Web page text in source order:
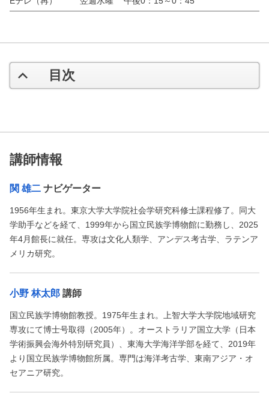
目次
講師情報
関 雄二 ナビゲーター
1956年生まれ。東京大学大学院社会学研究科修士課程修了。同大
学助手などを経て、1999年から国立民族学博物館に勤務し、2025
年4月館長に就任。専攻は文化人類学、アンデス考古学、ラテンア
メリカ研究。
小野 林太郎 講師
国立民族学博物館教授。1975年生まれ。上智大学大学院地域研究
専攻にて博士号取得（2005年）。オーストラリア国立大学（日本
学術振興会海外特別研究員）、東海大学海洋学部を経て、2019年
より国立民族学博物館所属。専門は海洋考古学、東南アジア・オ
セアニア研究。